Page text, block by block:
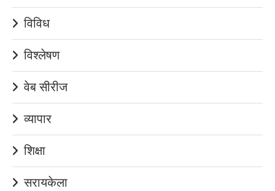
विविध
विश्लेषण
वेब सीरीज
व्यापार
शिक्षा
सरायकेला